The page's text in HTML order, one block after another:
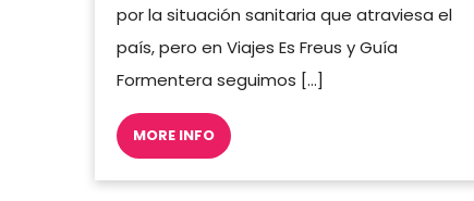
por la situación sanitaria que atraviesa el
país, pero en Viajes Es Freus y Guía
Formentera seguimos […]
MORE INFO